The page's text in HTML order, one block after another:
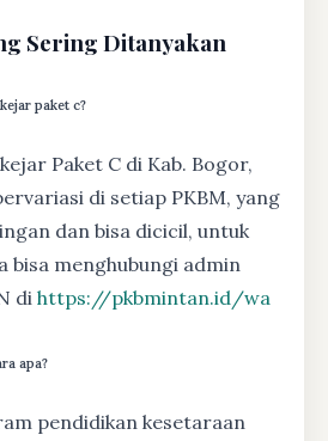
Sering Ditanyakan
paket c?
Paket C di Kab. Bogor,
di setiap PKBM, yang
dan bisa dicicil, untuk
bisa menghubungi admin
di https://pkbmintan.id/wa
apa?
pendidikan kesetaraan